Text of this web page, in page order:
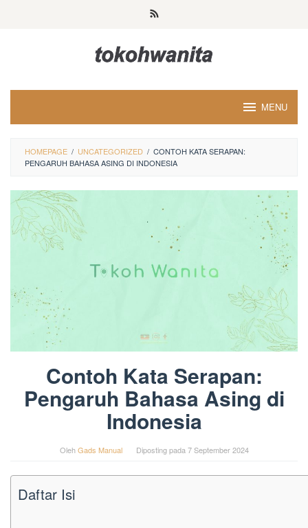
MENU
HOMEPAGE / UNCATEGORIZED / CONTOH KATA SERAPAN:
PENGARUH BAHASA ASING DI INDONESIA
Contoh Kata Serapan:
Pengaruh Bahasa Asing di
Indonesia
OlehGads Manual Diposting pada 7 September 2024
Daftar Isi